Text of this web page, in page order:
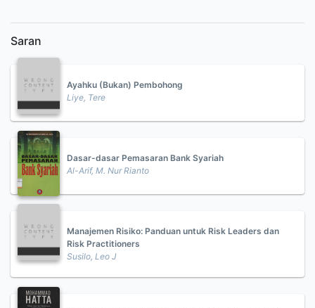
Saran
Ayahku (Bukan) Pembohong
Liye, Tere
Dasar-dasar Pemasaran Bank Syariah
Al-Arif, M. Nur Rianto
Manajemen Risiko: Panduan untuk Risk Leaders dan
Risk Practitioners
Susilo, Leo J